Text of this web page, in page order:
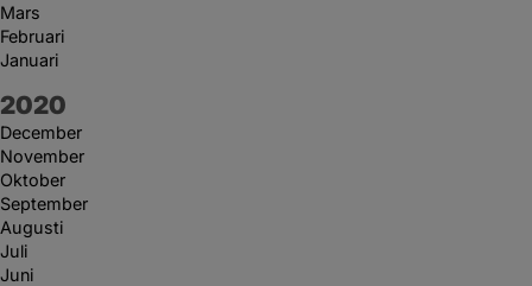
Mars
Februari
Januari
År:
2020
December
November
Oktober
September
Augusti
Juli
Juni